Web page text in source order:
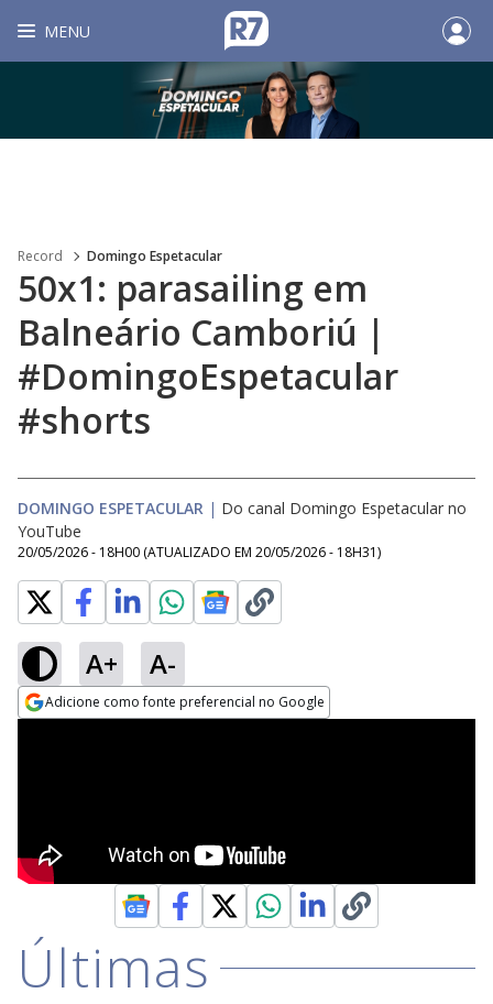
MENU
Record Domingo Espetacular
50x1: parasailing em
Balneário Camboriú |
#DomingoEspetacular
#shorts
DOMINGO ESPETACULAR | Do canal Domingo Espetacular no
YouTube
20/05/2026 - 18H00 (ATUALIZADO EM 20/05/2026 - 18H31)
A+ A-
Adicione como fonte preferencial no Google
Últimas